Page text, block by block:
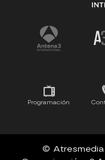
Tu cara me
Programación
©